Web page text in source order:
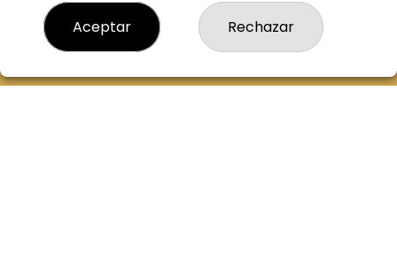
LEGAL
Aviso Legal
Política de Privacidad
Condiciones de Compra
Aceptar Rechazar